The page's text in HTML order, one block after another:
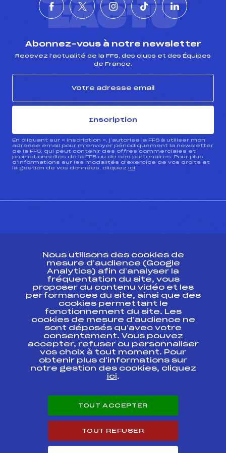
L'ACTU
Abonnez-vous à notre newsletter
Recevez l’actualité de la FFS, des clubs et des Équipes
de France.
Inscription
En cliquant sur « inscription », j’autorise la FFS à utiliser mon
adresse email pour m’envoyer périodiquement la newsletter
de la FFS, qui peut contenir des offres commerciales et
promotionnelles de la FFS ou de ses partenaires. Pour plus
d’informations sur les modalités d’exercice de vos droits et
la gestion de vos données, cliquez ici
Ressources
Pass’Neige
Projet sportif fédéral
Projet de performance fédéral
Antidopage
Pôle Développement, Formation, Suivi
Scientifique
Listes ministérielles
Pôle vie de l’athlète
Enseignement professionnel
Carrières
Nous utilisons des cookies de
mesure d’audience (Google
Analytics) afin d’analyser la
fréquentation du site, vous
proposer du contenu vidéo et les
performances du site, ainsi que des
cookies permettant le
fonctionnement du site. Les
cookies de mesure d’audience ne
sont déposés qu’avec votre
consentement. Vous pouvez
accepter, refuser ou personnaliser
vos choix à tout moment. Pour
obtenir plus d'informations sur
notre gestion des cookies, cliquez
ici.
TOUT ACCEPTER
TOUT REFUSER